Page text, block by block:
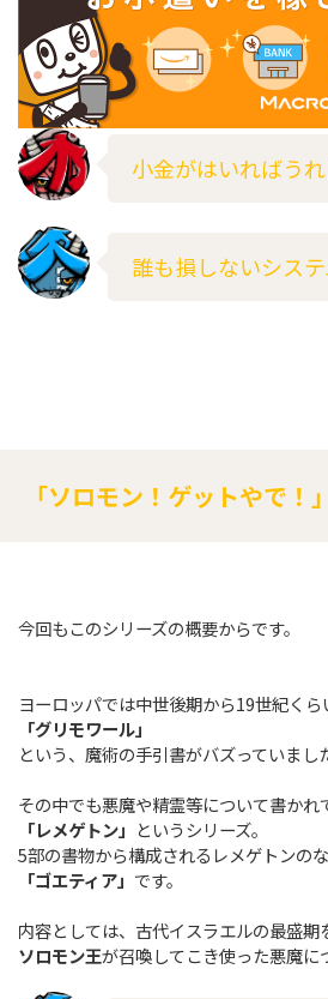
小金がはいればう
誰も損しないシス
「ソロモン！ゲットやで！」
今回もこのシリーズの概要からです。
ヨーロッパでは中世後期から19世紀くら
「グリモワール」
という、魔術の手引書がバズっていまし
その中でも悪魔や精霊等について書かれ
「レメゲトン」 というシリーズ。
5部の書物から構成されるレメゲトンの
「ゴエティア」 です。
内容としては、古代イスラエルの最盛期
ソロモン王が召喚してこき使った悪魔に